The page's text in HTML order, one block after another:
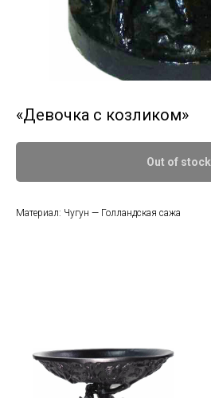
«Девочка с козликом»
Out of stock
Материал: Чугун — Голландская сажа